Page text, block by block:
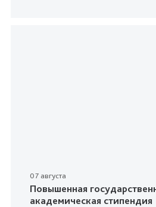
07 августа
Повышенная
академическая стипендия